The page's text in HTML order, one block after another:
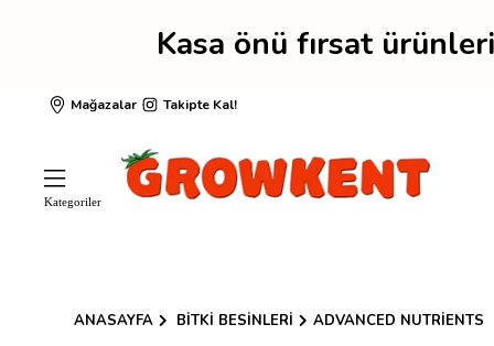
Kasa önü fırsat
Mağazalar Takipte Kal!
ANASAYFA BITKI BESINLERI ADVANCED NUTRIENTS